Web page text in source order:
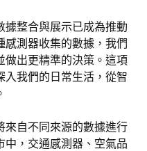
據整合與展示已成為推動
測器收集的數據，我們
做出更精準的決策。這項
入我們的日常生活，從智
來自不同來源的數據進行
中，交通感測器、空氣品